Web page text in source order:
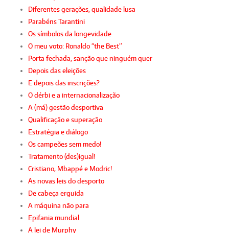
Diferentes gerações, qualidade lusa
Parabéns Tarantini
Os símbolos da longevidade
O meu voto: Ronaldo “the Best”
Porta fechada, sanção que ninguém quer
Depois das eleições
E depois das inscrições?
O dérbi e a internacionalização
A (má) gestão desportiva
Qualificação e superação
Estratégia e diálogo
Os campeões sem medo!
Tratamento (des)igual!
Cristiano, Mbappé e Modric!
As novas leis do desporto
De cabeça erguida
A máquina não para
Epifania mundial
A lei de Murphy